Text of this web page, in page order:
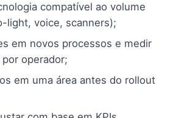
compatível ao volume
light, voice, scanners);
em novos processos e medir
operador;
em uma área antes do rollout